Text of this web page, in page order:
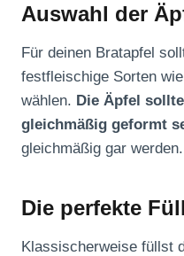
Auswahl der
Für deinen Bratapfel
festfleischige Sorten
wählen. Die Äpfel
gleichmäßig geformt
gleichmäßig gar werden.
Die perfekte
Klassischerweise füllst